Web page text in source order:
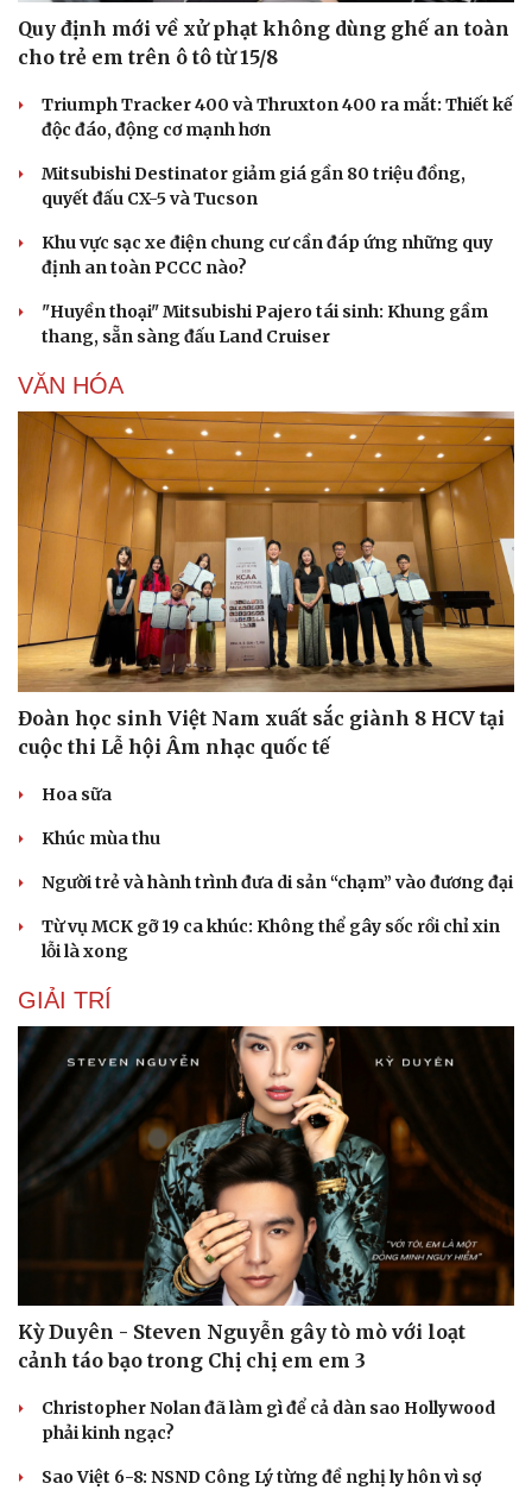
Du lịch
Tư vấn
Săn Tour
check-in
Cửa sổ tình yêu
Kể chuyện cho bé
Hạt giống tâm hồn
Quy định mới về xử phạt không dùng ghế an toàn
cho trẻ em trên ô tô từ 15/8
Triumph Tracker 400 và Thruxton 400 ra mắt: Thiết kế
độc đáo, động cơ mạnh hơn
Mitsubishi Destinator giảm giá gần 80 triệu đồng,
quyết đấu CX-5 và Tucson
Khu vực sạc xe điện chung cư cần đáp ứng những quy
định an toàn PCCC nào?
"Huyền thoại" Mitsubishi Pajero tái sinh: Khung gầm
thang, sẵn sàng đấu Land Cruiser
VĂN HÓA
Đoàn học sinh Việt Nam xuất sắc giành 8 HCV tại
cuộc thi Lễ hội Âm nhạc quốc tế
Hoa sữa
Khúc mùa thu
Người trẻ và hành trình đưa di sản “chạm” vào đương đại
Từ vụ MCK gỡ 19 ca khúc: Không thể gây sốc rồi chỉ xin
lỗi là xong
GIẢI TRÍ
Kỳ Duyên - Steven Nguyễn gây tò mò với loạt
cảnh táo bạo trong Chị chị em em 3
Christopher Nolan đã làm gì để cả dàn sao Hollywood
phải kinh ngạc?
Sao Việt 6-8: NSND Công Lý từng đề nghị ly hôn vì sợ